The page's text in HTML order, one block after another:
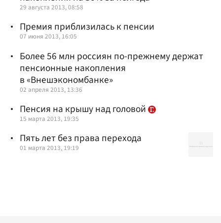
29 августа 2013, 08:58
Премия приблизилась к пенсии
07 июня 2013, 16:05
Более 56 млн россиян по-прежнему держат
пенсионные накопления
в «Внешэкономбанке»
02 апреля 2013, 13:36
Пенсия на крышу над головой
15 марта 2013, 19:35
Пять лет без права перехода
01 марта 2013, 19:19